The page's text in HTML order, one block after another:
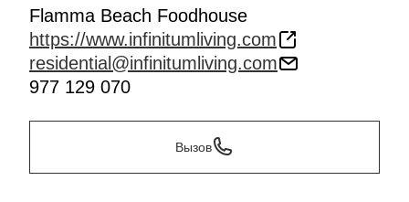
Flamma Beach Foodhouse
https://www.infinitumliving.com
residential@infinitumliving.com
977 129 070
Вызов